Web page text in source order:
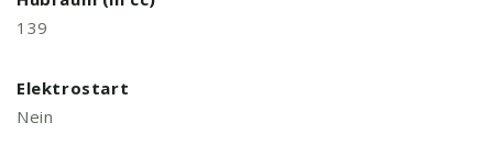
139
Elektrostart
Nein